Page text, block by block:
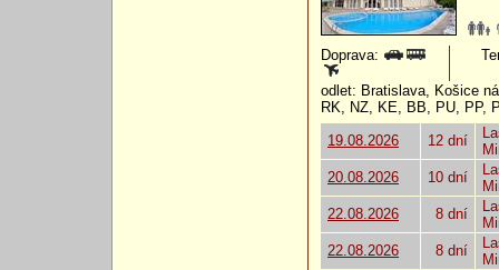
Doprava:
odlet: Bratislava, Košice
RK, NZ, KE, BB, PU, PP,
19.08.2026
12 dní
20.08.2026
10 dní
22.08.2026
8 dní
22.08.2026
8 dní